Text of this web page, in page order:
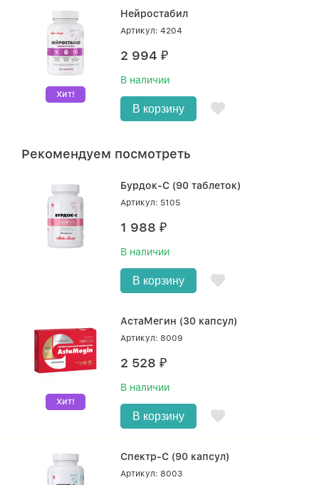
Хит!
Нейростабил
Артикул: 4204
2 994₽
В наличии
В корзину
Рекомендуем посмотреть
Бурдок-С (90 таблеток)
Артикул: 5105
1 988₽
В наличии
В корзину
Хит!
АстаМегин (30 капсул)
Артикул: 8009
2 528₽
В наличии
В корзину
Спектр-С (90 капсул)
Артикул: 8003